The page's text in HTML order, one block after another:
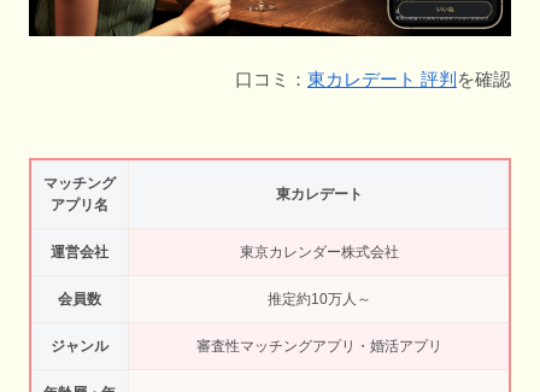
口コミ： 東カレデート 評判 を確認
マッチング
アプリ名
東カレデート
運営会社 東京カレンダー株式会社
会員数 推定約10万人～
ジャンル 審査性マッチングアプリ・婚活アプリ